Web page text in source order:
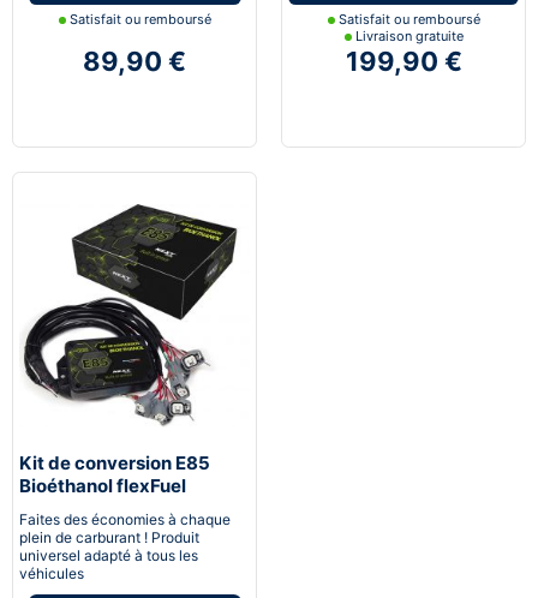
Satisfait ou remboursé
89,90 €
Satisfait ou remboursé
Livraison gratuite
199,90 €
Kit de conversion E85
Bioéthanol flexFuel
converter
Faites des économies à chaque
plein de carburant ! Produit
universel adapté à tous les
véhicules